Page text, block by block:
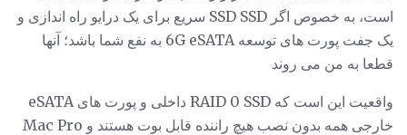
است، به خصوص اگر SSD SSD سریع برای یک درایو راه اندازی و
یک جفت پورت های توسعه 6G eSATA به نفع شما باشد؛ آنها
قطعا به من می روند
واقعیت این است که RAID 0 SSD داخلی و پورت های eSATA
خارجی همه بدون نصب هیچ راننده قابل بوت هستند و Mac Pro